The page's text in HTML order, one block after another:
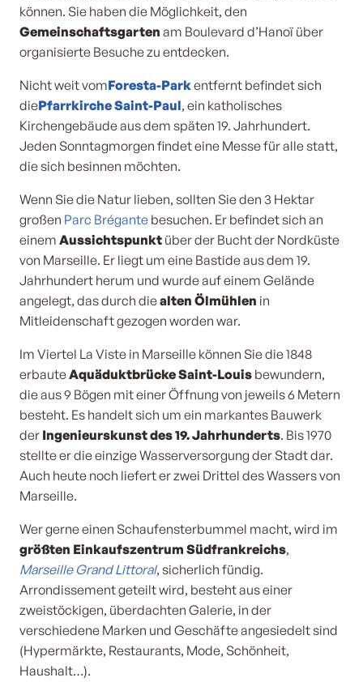
können. Sie haben die Möglichkeit, den
Gemeinschaftsgarten am Boulevard d’Hanoï über
organisierte Besuche zu entdecken.
Nicht weit vomForesta-Parkentfernt befindet sich
diePfarrkirche Saint-Paul, ein katholisches
Kirchengebäude aus dem späten 19. Jahrhundert.
Jeden Sonntagmorgen findet eine Messe für alle statt,
die sich besinnen möchten.
Wenn Sie die Natur lieben, sollten Sie den 3 Hektar
großen Parc Brégante besuchen. Er befindet sich an
einem Aussichtspunkt über der Bucht der Nordküste
von Marseille. Er liegt um eine Bastide aus dem 19.
Jahrhundert herum und wurde auf einem Gelände
angelegt, das durch diealten Ölmühlen in
Mitleidenschaft gezogen worden war.
Im Viertel La Viste in Marseille können Sie die 1848
erbauteAquäduktbrücke Saint-Louis bewundern,
die aus 9 Bögen mit einer Öffnung von jeweils 6 Metern
besteht. Es handelt sich um ein markantes Bauwerk
der Ingenieurskunst des 19. Jahrhunderts. Bis 1970
stellte er die einzige Wasserversorgung der Stadt dar.
Auch heute noch liefert er zwei Drittel des Wassers von
Marseille.
Wer gerne einen Schaufensterbummel macht, wird im
größten Einkaufszentrum Südfrankreichs,
Marseille Grand Littoral, sicherlich fündig.
Arrondissement geteilt wird, besteht aus einer
zweistöckigen, überdachten Galerie, in der
verschiedene Marken und Geschäfte angesiedelt sind
(Hypermärkte, Restaurants, Mode, Schönheit,
Haushalt…).